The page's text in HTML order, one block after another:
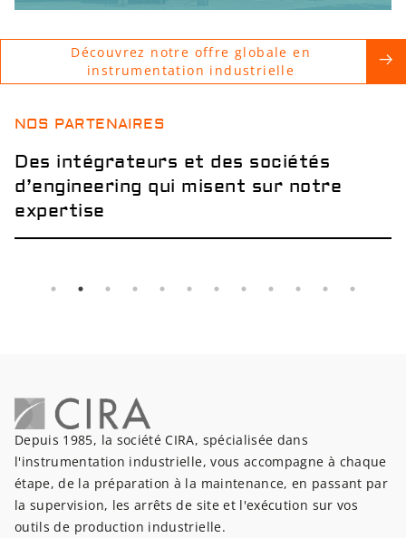
Découvrez notre offre globale en
instrumentation industrielle
NOS PARTENAIRES
Des intégrateurs et des sociétés
d’engineering qui misent sur notre
expertise
Depuis 1985, la société CIRA, spécialisée dans
l'instrumentation industrielle, vous accompagne à chaque
étape, de la préparation à la maintenance, en passant par
la supervision, les arrêts de site et l'exécution sur vos
outils de production industrielle.